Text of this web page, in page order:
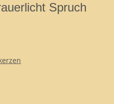
Spruch